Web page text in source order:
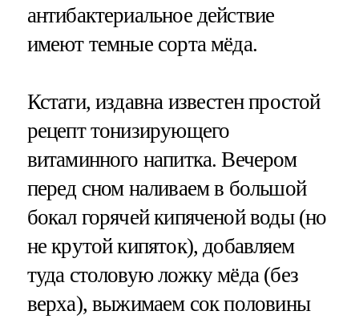
антибактериальное действие
имеют темные сорта мёда.
Кстати, издавна известен простой
рецепт тонизирующего
витаминного напитка. Вечером
перед сном наливаем в большой
бокал горячей кипяченой воды (но
не крутой кипяток), добавляем
туда столовую ложку мёда (без
верха), выжимаем сок половины